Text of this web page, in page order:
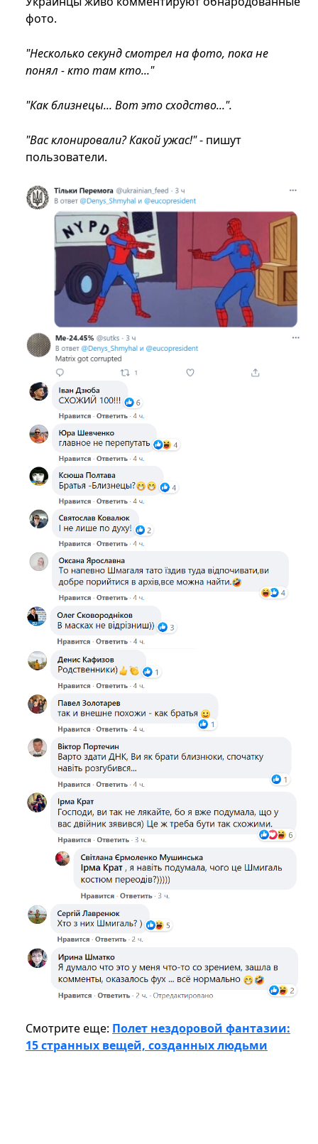
фото.
"Несколько секунд смотрел на фото, пока не
понял - кто там кто..."
"Как близнецы... Вот это сходство...".
"Вас клонировали? Какой ужас!"- пишут
пользователи.
Смотрите еще: Полет нездоровой фантазии:
15 странных вещей, созданных людьми